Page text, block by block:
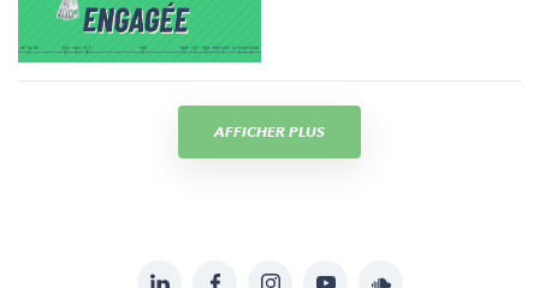
AFFICHER PLUS
LinkedInFacebookInstagramYouTubeSoundcloud